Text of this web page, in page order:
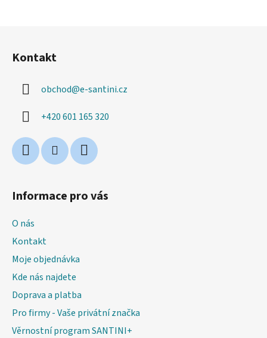
Kontakt
obchod@e-santini.cz
+420 601 165 320
Informace pro vás
O nás
Kontakt
Moje objednávka
Kde nás najdete
Doprava a platba
Pro firmy - Vaše privátní značka
Věrnostní program SANTINI+